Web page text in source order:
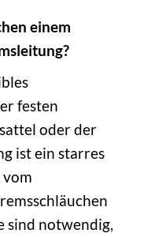
einem
festen
oder der
ist ein starres
vom
sind notwendig,